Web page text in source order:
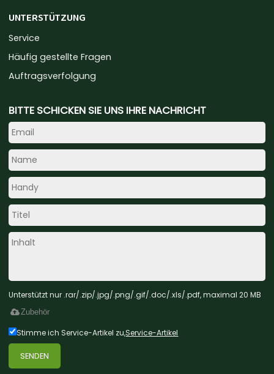
UNTERSTÜTZUNG
Service
Häufig gestellte Fragen
Auftragsverfolgung
BITTE SCHICKEN SIE UNS IHRE NACHRICHT
Unterstützt nur .rar/.zip/.jpg/.png/.gif/.doc/.xls/.pdf, maximal 20 MB
Zubehör
Stimme ich Service-Artikel zu,Service-Artikel
SENDEN